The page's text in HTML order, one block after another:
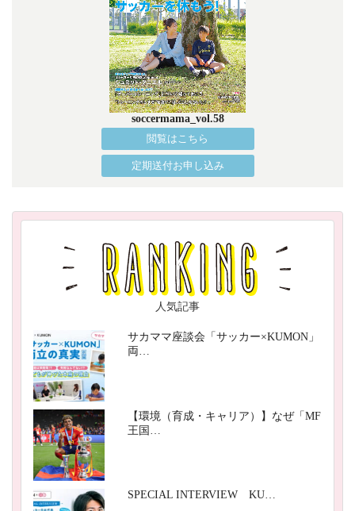
soccermama_vol.58
閲覧はこちら
定期送付お申し込み
人気記事
サカママ座談会「サッカー×KUMON」
両…
【環境（育成・キャリア）】なぜ「MF
王国…
SPECIAL INTERVIEW KU…